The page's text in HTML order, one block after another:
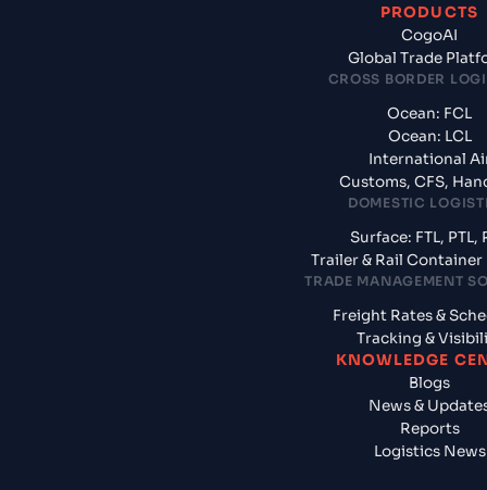
PRODUCTS
CogoAI
Global Trade
CROSS BORDER
Ocean: FCL
Ocean: LCL
International
Customs, CFS,
DOMESTIC
Surface: FTL, PTL,
Trailer & Rail Container
TRADE MANAGEMENT
Freight Rates &
Tracking &
KNOWLEDGE
Blogs
News &
Reports
Logistics News